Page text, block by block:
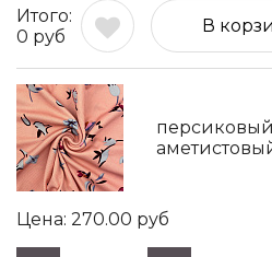
0 руб
В
270.00 руб